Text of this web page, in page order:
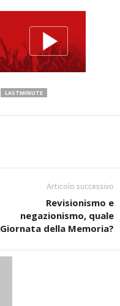
LASTMINUTE
Articolo successivo
Revisionismo e
negazionismo, quale
Giornata della Memoria?